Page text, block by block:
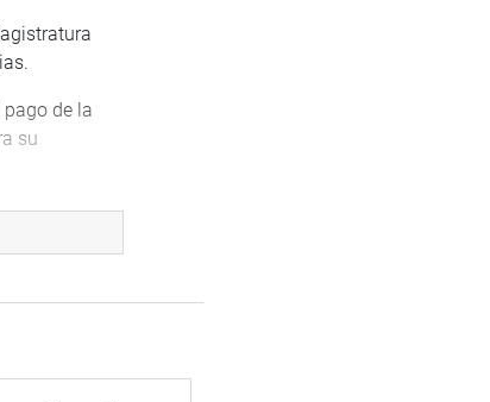
de la
su
de la
de la